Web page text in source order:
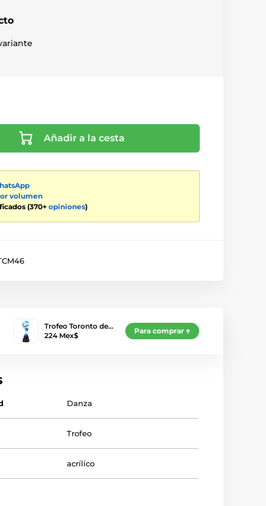
Añadir a la cesta
volumen
(370+ opiniones)
Trofeo Toronto de…
224 Mex$
Para comprar
Danza
Trofeo
acrílico